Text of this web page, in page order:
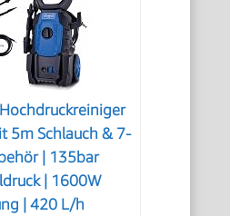
5m Schlauch & 7-
| 135bar
| 1600W
| 420 L/h